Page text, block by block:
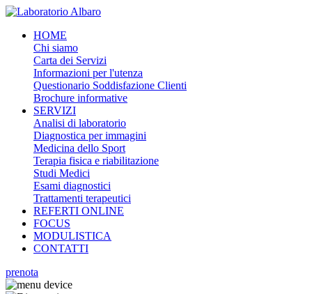
HOME
Chi siamo
Carta dei Servizi
Informazioni per l'utenza
Questionario Soddisfazione Clienti
Brochure informative
SERVIZI
Analisi di laboratorio
Diagnostica per immagini
Medicina dello Sport
Terapia fisica e riabilitazione
Studi Medici
Esami diagnostici
Trattamenti terapeutici
REFERTI ONLINE
FOCUS
MODULISTICA
CONTATTI
prenota